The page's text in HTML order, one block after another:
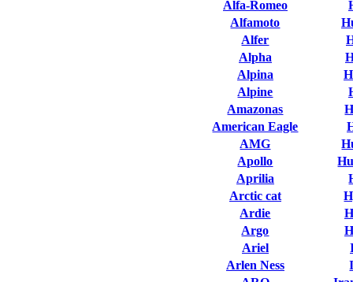
Alfa-Romeo
Alfamoto
Alfer
Alpha
Alpina
Alpine
Amazonas
American Eagle
AMG
Apollo
Aprilia
Arctic cat
Ardie
Argo
Ariel
Arlen Ness